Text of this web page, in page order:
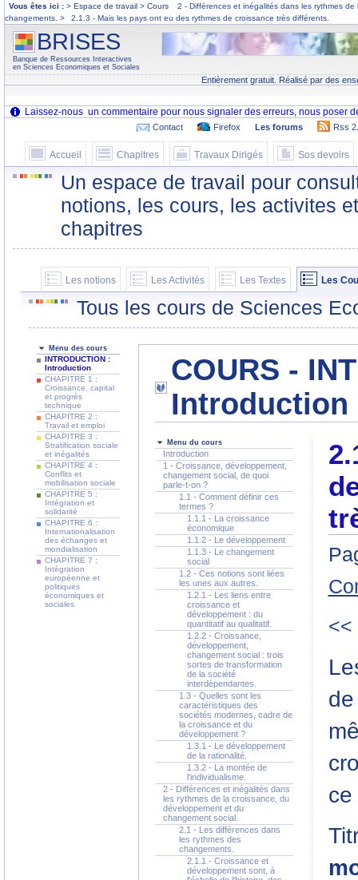
Vous êtes ici : > Espace de travail > Cours
2 - Différences et inégalités dans les rythmes
changements. > 2.1.3 - Mais les pays ont eu des rythmes de croissance très différents.
BRISES
Banque de Ressources Interactives
en Sciences Economiques et Sociales
Entièrement gratuit. Réalisé par des
Contact Firefox Les forums Rss
Accueil Chapitres Travaux Dirigés Sos devoirs
Un espace de travail pour
notions, les cours, les activites
chapitres
Les notions Les Activités Les Textes Les
Tous les cours de Sciences
Menu des cours
INTRODUCTION :
Introduction
CHAPITRE 1 :
Croissance, capital
et progrès
technique
CHAPITRE 2 :
Travail et emploi
CHAPITRE 3 :
Stratification sociale
et inégalités
CHAPITRE 4 :
Conflits et
mobilisation sociale
CHAPITRE 5 :
Intégration et
solidarité
CHAPITRE 6 :
Internationalisation
des échanges et
mondialisation
CHAPITRE 7 :
Intégration
européenne et
politiques
économiques et
sociales
COURS -
Introduction
Menu du cours
Introduction
1 - Croissance, développement,
changement social, de quoi
parle-t-on ?
1.1 - Comment définir ces
termes ?
1.1.1 - La croissance
économique
1.1.2 - Le développement
1.1.3 - Le changement
social
1.2 - Ces notions sont liées
les unes aux autres.
1.2.1 - Les liens entre
croissance et
développement : du
quantitatif au qualitatif.
1.2.2 - Croissance,
développement,
changement social : trois
sortes de transformation
de la société
interdépendantes.
1.3 - Quelles sont les
caractéristiques des
sociétés modernes, cadre de
la croissance et du
développement ?
1.3.1 - Le développement
de la rationalité.
1.3.2 - La montée de
l'individualisme.
2 - Différences et inégalités dans
les rythmes de la croissance, du
développement et du
changement social.
2.1 - Les différences dans
les rythmes des
changements.
2.1.1 - Croissance et
développement sont, à
<<
ce